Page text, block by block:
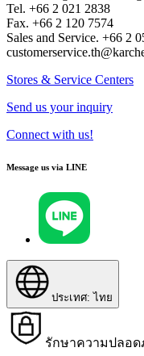
Tel. +66 2 021 2838
Fax. +66 2 120 7574
Sales and Service. +66 2
Stores & Service Centers
Send us your inquiry
Connect with us!
Message us via LINE
ประเทศ: ไทย
รักษาความปลอด